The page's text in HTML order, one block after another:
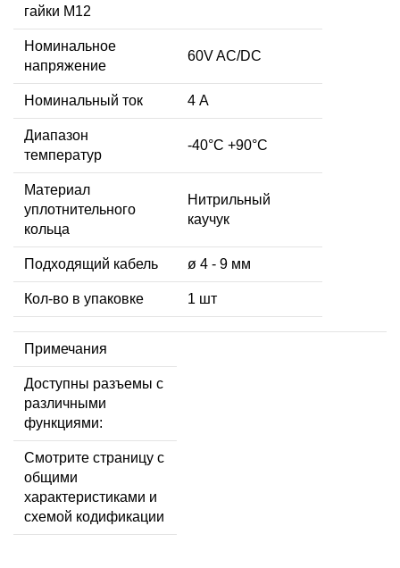
гайки M12
Номинальное
напряжение
60V AC/DC
Номинальный ток 4 А
Диапазон
температур
-40°C +90°C
Материал
уплотнительного
кольца
Нитрильный
каучук
Подходящий кабель ø 4 - 9 мм
Кол-во в упаковке 1 шт
Примечания
Доступны разъемы с
различными
функциями:
Смотрите страницу с
общими
характеристиками и
схемой кодификации